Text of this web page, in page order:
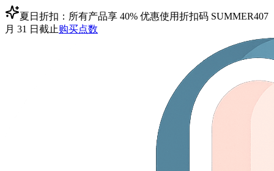
夏日折扣：所有产品享 40% 优惠使用折扣码 SUMMER407
月 31 日截止购买点数